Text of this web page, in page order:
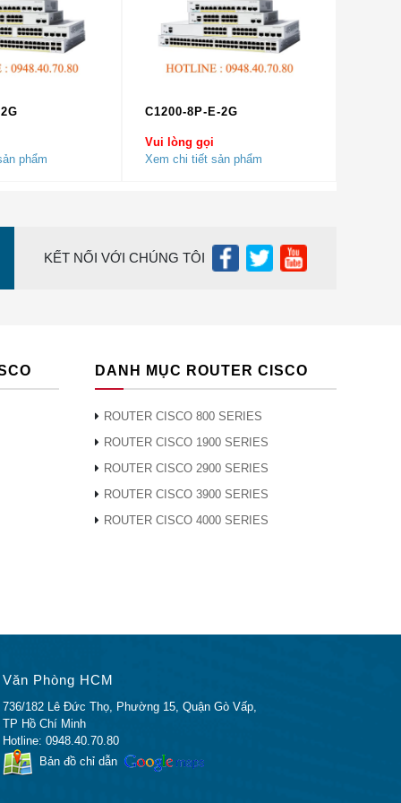
phẩm
C1200-8P-E-2G
Vui lòng gọi
Xem chi tiết sản phẩm
KẾT NỐI VỚI CHÚNG TÔI
DANH MỤC ROUTER CISCO
ROUTER CISCO 800 SERIES
ROUTER CISCO 1900 SERIES
ROUTER CISCO 2900 SERIES
ROUTER CISCO 3900 SERIES
ROUTER CISCO 4000 SERIES
Văn Phòng HCM
736/182 Lê Đức Thọ, Phường 15, Quận Gò Vấp,
TP Hồ Chí Minh
Hotline: 0948.40.70.80
Bản đồ chỉ dẫn